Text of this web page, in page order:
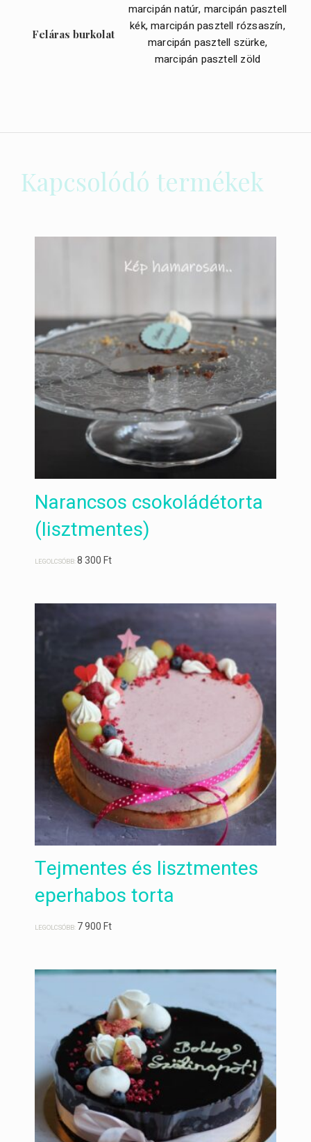
Feláras burkolat
marcipán natúr, marcipán pasztell
kék, marcipán pasztell rózsaszín,
marcipán pasztell szürke,
marcipán pasztell zöld
Kapcsolódó termékek
Narancsos csokoládétorta
(lisztmentes)
LEGOLCSÓBB:8 300Ft
Tejmentes és lisztmentes
eperhabos torta
LEGOLCSÓBB: 7 900Ft